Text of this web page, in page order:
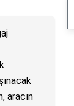
aracın